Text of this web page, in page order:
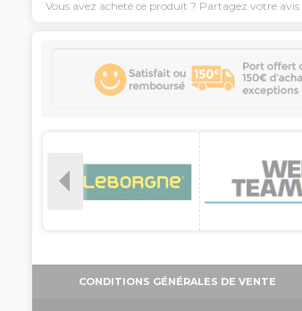
Vous avez acheté ce produit ? Partagez votre avis
CONDITIONS GÉNÉRALES DE VENTE